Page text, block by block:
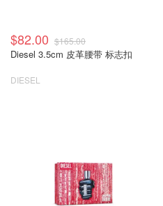
$82.00 $165.00
Diesel 3.5cm 皮革腰带 标志扣
DIESEL